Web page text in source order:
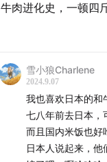
牛肉进化史，一顿四
雪小狼Charlene
2024.9.07
我也喜欢日本的和
七八年前去日本，
而且国内米饭也好
日本人说起来，